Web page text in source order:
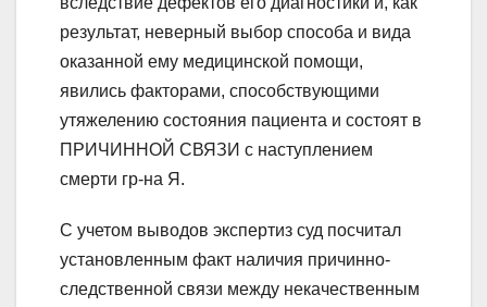
результат, неверный выбор способа и вида
оказанной ему медицинской помощи,
явились факторами, способствующими
утяжелению состояния пациента и состоят в
ПРИЧИННОЙ СВЯЗИ с наступлением
смерти гр-на Я.
С учетом выводов экспертиз суд посчитал
установленным факт наличия причинно-
следственной связи между некачественным